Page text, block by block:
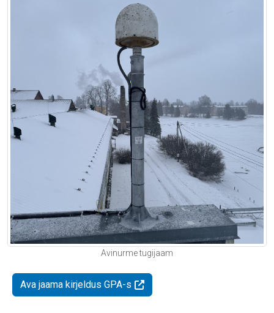
Avinurme tugijaam
Ava jaama kirjeldus GPA-s